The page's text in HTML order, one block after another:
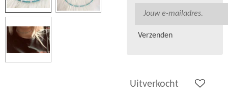
Verzenden
Uitverkocht